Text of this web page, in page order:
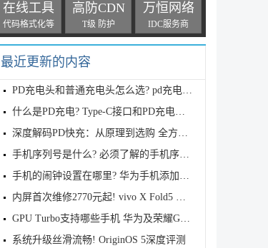
在线工具
代码格式化等
高防CDN
T级 防护
万恒网络
IDC服务商
最近更新的内容
PD充电头和普通充电头怎么选? pd充电头和qc充电头的
什么是PD充电? Type-C接口和PD充电的差异
深度解码PD快充：从原理到选购 全方位解锁高效充电密
手机序列号是什么? 必须了解的手机序列号小知识
手机的闹钟设置在哪里? 华为手机添加闹钟的设置方法
内屏首次维修2770元起! vivo X Fold5 折叠屏手机备件
GPU Turbo支持哪些手机 华为及荣耀GPU Turbo适配机型
系统升级丝滑流畅! OriginOS 5深度评测